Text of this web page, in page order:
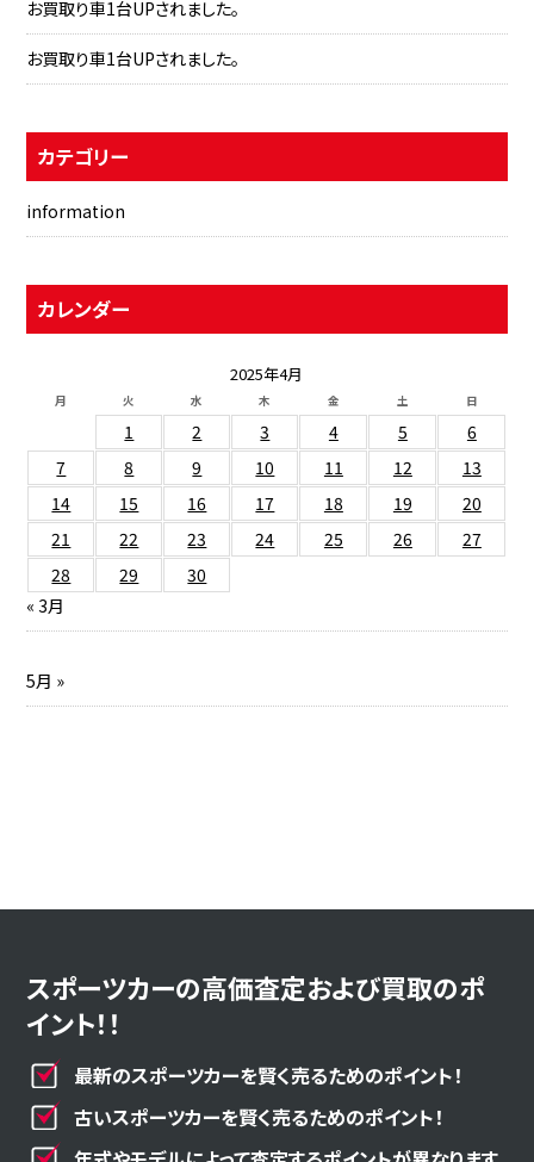
お買取り車1台UPされました。
お買取り車1台UPされました。
カテゴリー
information
カレンダー
2025年4月
月 火 水 木 金 土 日
1 2 3 4 5
6
7
8 9 10 11 12
13
14
15 16 17 18 19
20
21
22 23 24 25 26
27
28
29
30
« 3月
5月 »
スポーツカーの高価査定および買取のポ
イント！！
最新のスポーツカーを賢く売るためのポイント！
古いスポーツカーを賢く売るためのポイント！